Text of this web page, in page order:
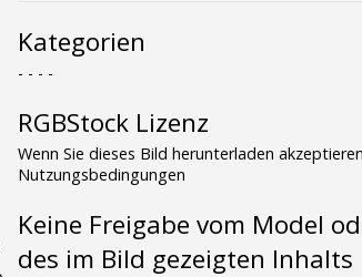
Kategorien
- - - -
RGBStock Lizenz
Wenn Sie dieses Bild herunterladen
Nutzungsbedingungen
Keine Freigabe vom Model
des im Bild gezeigten Inhalts